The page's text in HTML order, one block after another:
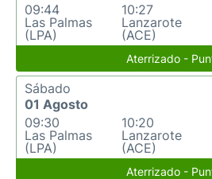
09:44
Las Palmas
(LPA)
10:27
Lanzarote
(ACE)
Aterrizado -
Sábado
01 Agosto
09:30
Las Palmas
(LPA)
10:20
Lanzarote
(ACE)
Aterrizado -